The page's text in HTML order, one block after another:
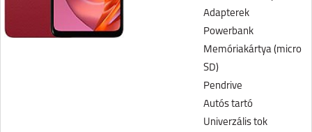
Adapterek
Powerbank
Memóriakártya (micro
SD)
Pendrive
Autós tartó
Univerzális tok